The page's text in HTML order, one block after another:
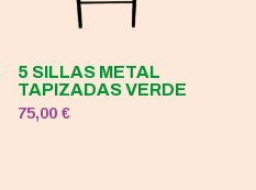
5 SILLAS METAL
TAPIZADAS VERDE
75,00€